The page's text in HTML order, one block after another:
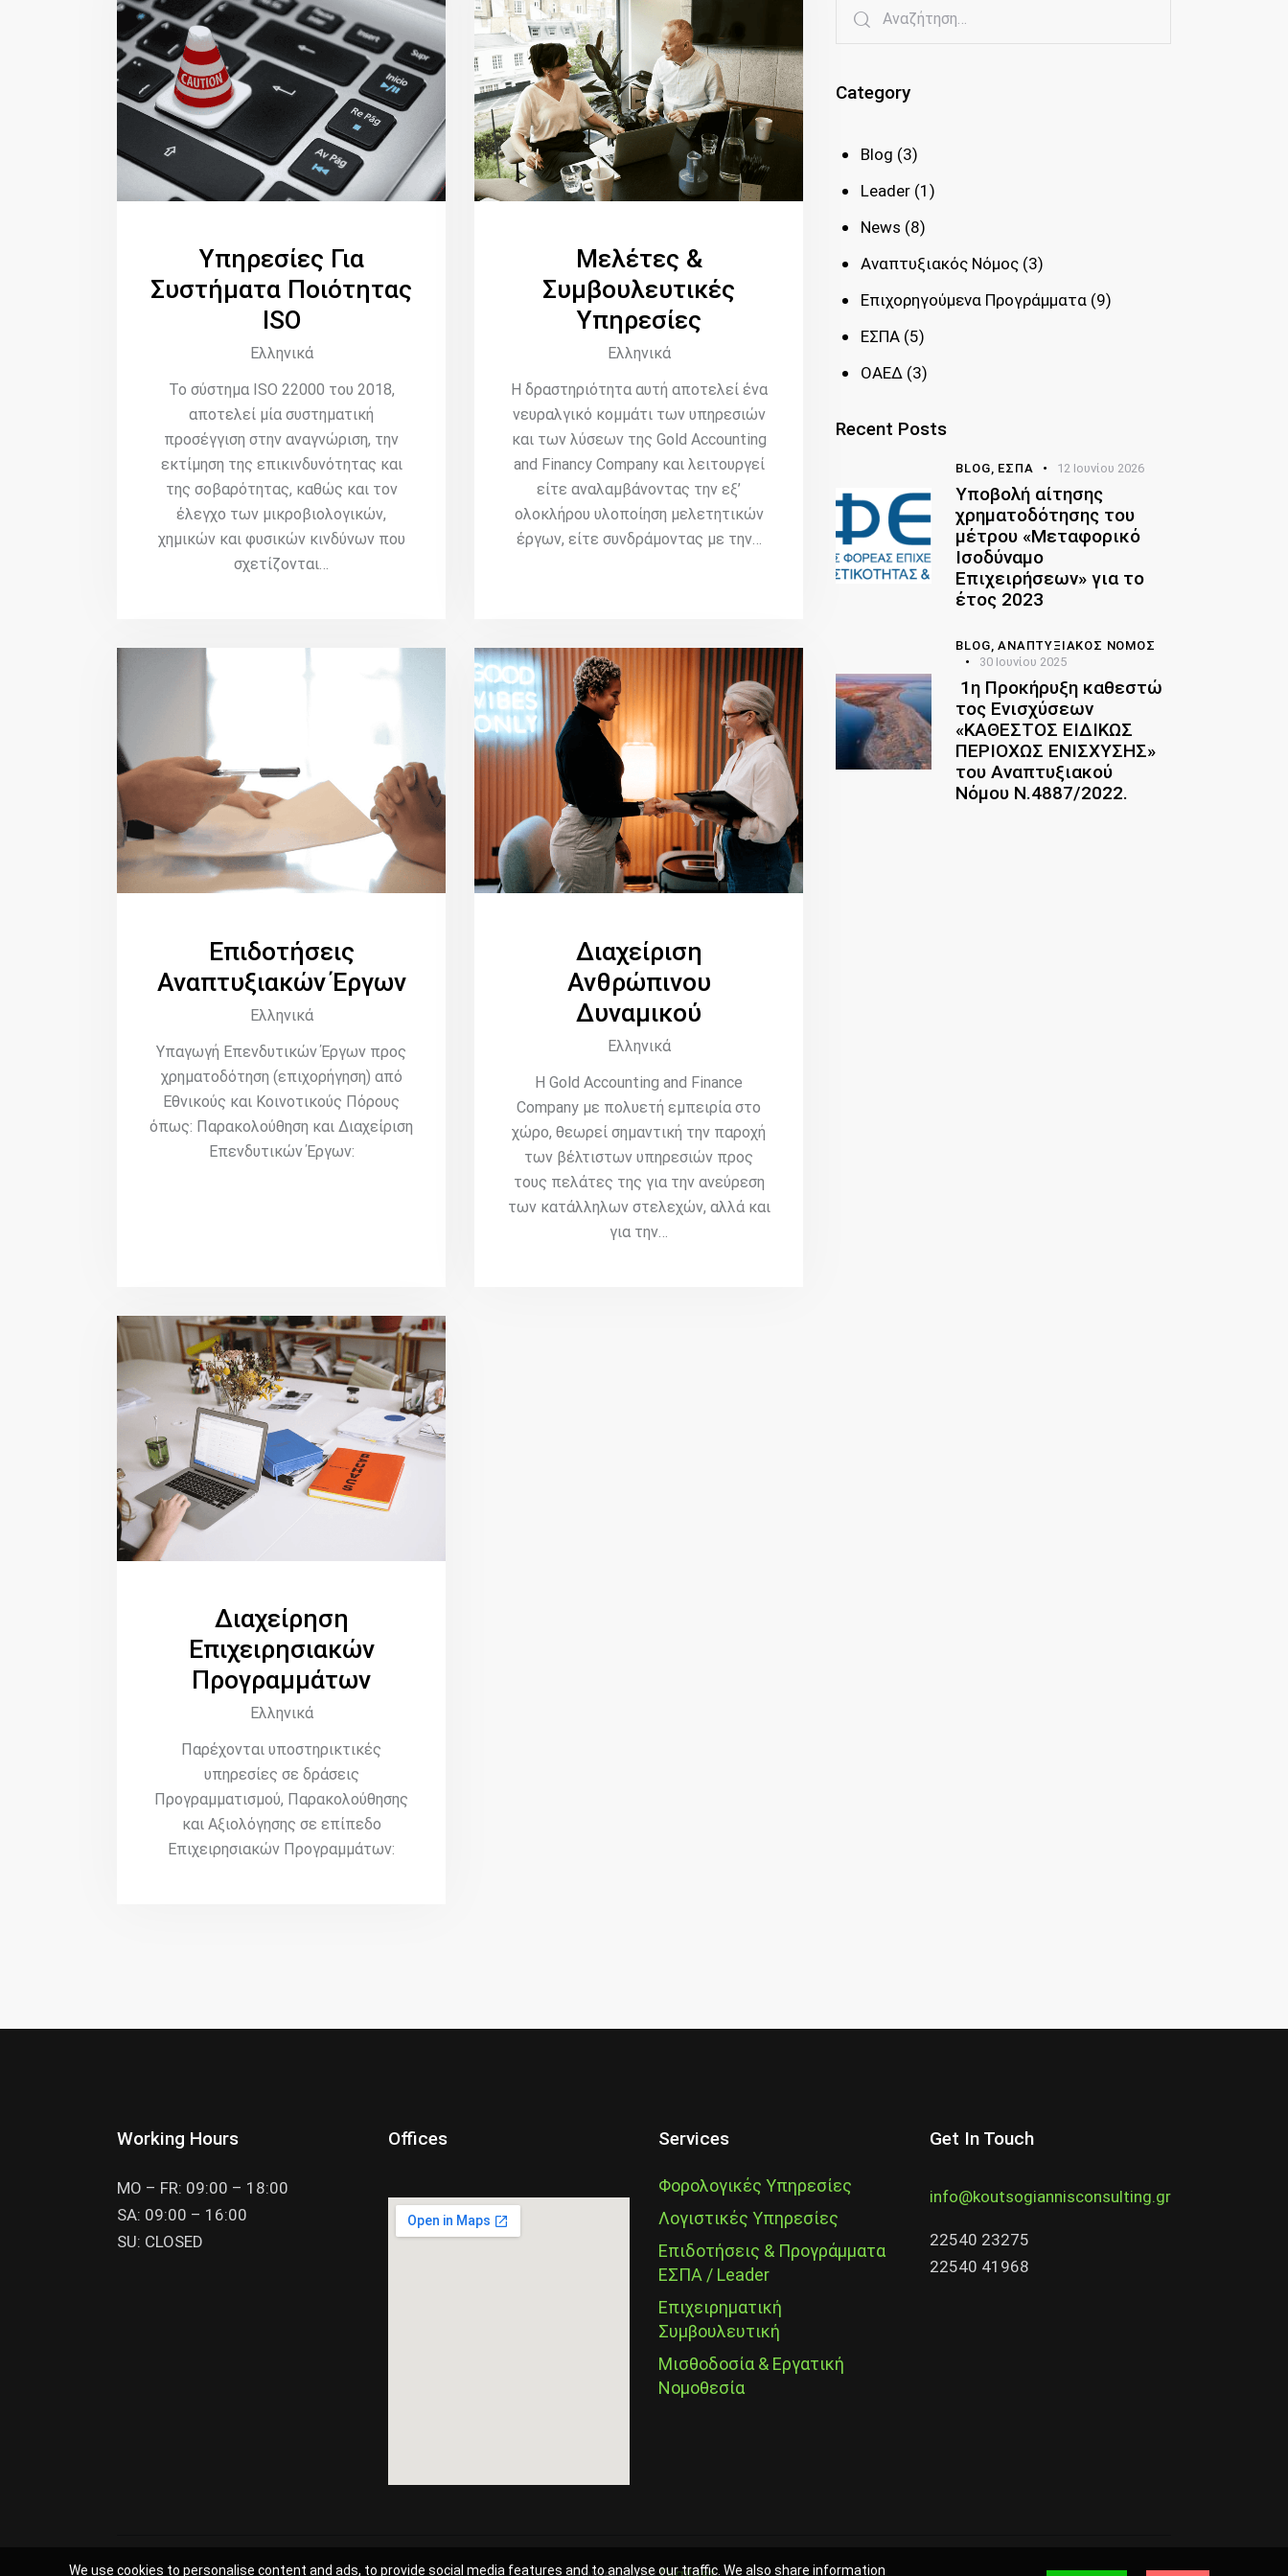
Υπηρεσίες Για
Συστήματα Ποιότητας
ISO
Ελληνικά
Το σύστημα ISO 22000 του 2018,
αποτελεί μία συστηματική
προσέγγιση στην αναγνώριση, την
εκτίμηση της επικινδυνότητας και
της σοβαρότητας, καθώς και τον
έλεγχο των μικροβιολογικών,
χημικών και φυσικών κινδύνων που
σχετίζονται…
Μελέτες &
Συμβουλευτικές
Υπηρεσίες
Ελληνικά
Η δραστηριότητα αυτή αποτελεί ένα
νευραλγικό κομμάτι των υπηρεσιών
και των λύσεων της Gold Accounting
and Financy Company και λειτουργεί
είτε αναλαμβάνοντας την εξ’
ολοκλήρου υλοποίηση μελετητικών
έργων, είτε συνδράμοντας με την…
Επιδοτήσεις
Αναπτυξιακών Έργων
Ελληνικά
Υπαγωγή Επενδυτικών Έργων προς
χρηματοδότηση (επιχορήγηση) από
Εθνικούς και Κοινοτικούς Πόρους
όπως: Παρακολούθηση και Διαχείριση
Επενδυτικών Έργων:
Διαχείριση
Ανθρώπινου
Δυναμικού
Ελληνικά
Η Gold Accounting and Finance
Company με πολυετή εμπειρία στο
χώρο, θεωρεί σημαντική την παροχή
των βέλτιστων υπηρεσιών προς
τους πελάτες της για την ανεύρεση
των κατάλληλων στελεχών, αλλά και
για την…
Διαχείρηση
Επιχειρησιακών
Προγραμμάτων
Ελληνικά
Παρέχονται υποστηρικτικές
υπηρεσίες σε δράσεις
Προγραμματισμού, Παρακολούθησης
και Αξιολόγησης σε επίπεδο
Επιχειρησιακών Προγραμμάτων:
Category
Blog (3)
Leader(1)
News (8)
Αναπτυξιακός Νόμος(3)
Επιχορηγούμενα Προγράμματα(9)
ΕΣΠΑ(5)
ΟΑΕΔ (3)
Recent Posts
BLOG, ΕΣΠΑ 12 Ιουνίου 2026
Υποβολή αίτησης
χρηματοδότησης του
μέτρου «Μεταφορικό
Ισοδύναμο
Επιχειρήσεων» για το
έτος 2023
BLOG,ΑΝΑΠΤΥΞΙΑΚΌΣ ΝΌΜΟΣ
30 Ιουνίου 2025
1η Προκήρυξη καθεστώ
τος Ενισχύσεων
«ΚΑΘΕΣΤΟΣ ΕΙΔΙΚΩΣ
ΠΕΡΙΟΧΩΣ ΕΝΙΣΧΥΣΗΣ»
του Αναπτυξιακού
Νόμου Ν.4887/2022.
Working Hours
MO – FR: 09:00 – 18:00
SA: 09:00 – 16:00
SU: CLOSED
Offices Services
Φορολογικές Υπηρεσίες
Λογιστικές Υπηρεσίες
Επιδοτήσεις & Προγράμματα
ΕΣΠΑ / Leader
Επιχειρηματική
Συμβουλευτική
Μισθοδοσία & Εργατική
Νομοθεσία
Get In Touch
info@koutsogiannisconsulting.gr
22540 23275
22540 41968
We use cookies to personalise content and ads, to provide social media features and to analyse our traffic. We also share information